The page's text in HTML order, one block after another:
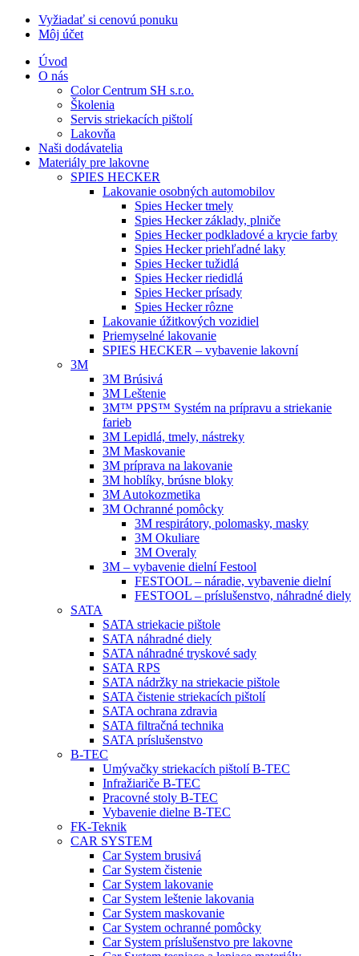
Vyžiadať si cenovú ponuku
Môj účet
Úvod
O nás
Color Centrum SH s.r.o.
Školenia
Servis striekacích pištolí
Lakovňa
Naši dodávatelia
Materiály pre lakovne
SPIES HECKER
Lakovanie osobných automobilov
Spies Hecker tmely
Spies Hecker základy, plniče
Spies Hecker podkladové a krycie farby
Spies Hecker priehľadné laky
Spies Hecker tužidlá
Spies Hecker riedidlá
Spies Hecker prísady
Spies Hecker rôzne
Lakovanie úžitkových vozidiel
Priemyselné lakovanie
SPIES HECKER – vybavenie lakovní
3M
3M Brúsivá
3M Leštenie
3M™ PPS™ Systém na prípravu a striekanie
farieb
3M Lepidlá, tmely, nástreky
3M Maskovanie
3M príprava na lakovanie
3M hoblíky, brúsne bloky
3M Autokozmetika
3M Ochranné pomôcky
3M respirátory, polomasky, masky
3M Okuliare
3M Overaly
3M – vybavenie dielní Festool
FESTOOL – náradie, vybavenie dielní
FESTOOL – príslušenstvo, náhradné diely
SATA
SATA striekacie pištole
SATA náhradné diely
SATA náhradné tryskové sady
SATA RPS
SATA nádržky na striekacie pištole
SATA čistenie striekacích pištolí
SATA ochrana zdravia
SATA filtračná technika
SATA príslušenstvo
B-TEC
Umývačky striekacích pištolí B-TEC
Infražiariče B-TEC
Pracovné stoly B-TEC
Vybavenie dielne B-TEC
FK-Teknik
CAR SYSTEM
Car System brusivá
Car System čistenie
Car System lakovanie
Car System leštenie lakovania
Car System maskovanie
Car System ochranné pomôcky
Car System príslušenstvo pre lakovne